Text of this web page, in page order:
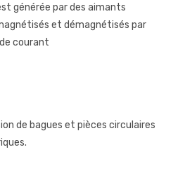
générée par des aimants
et démagnétisés par
courant
de bagues et pièces circulaires